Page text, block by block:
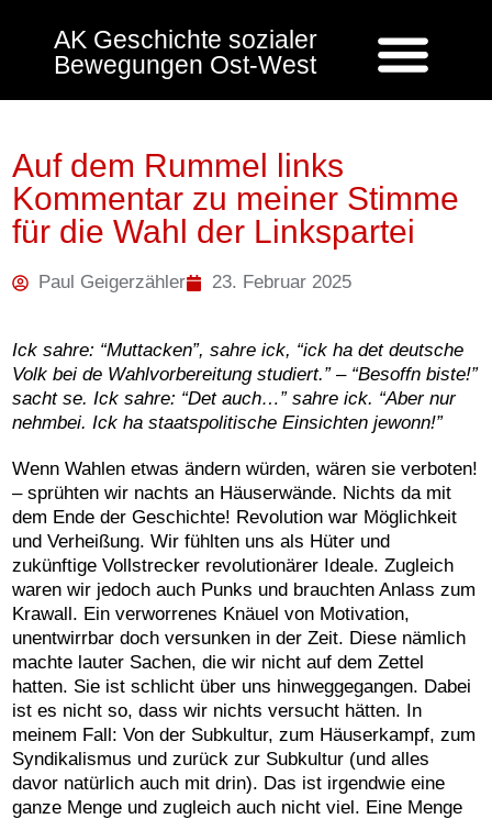
AK Geschichte sozialer
Bewegungen Ost-West
Auf dem Rummel links
Kommentar zu meiner Stimme
für die Wahl der Linkspartei
Paul Geigerzähler 23. Februar 2025
Ick sahre: “Muttacken”, sahre ick, “ick ha det deutsche
Volk bei de Wahlvorbereitung studiert.” – “Besoffn biste!”
sacht se. Ick sahre: “Det auch…” sahre ick. “Aber nur
nehmbei. Ick ha staatspolitische Einsichten jewonn!”
Wenn Wahlen etwas ändern würden, wären sie verboten!
– sprühten wir nachts an Häuserwände. Nichts da mit
dem Ende der Geschichte! Revolution war Möglichkeit
und Verheißung. Wir fühlten uns als Hüter und
zukünftige Vollstrecker revolutionärer Ideale. Zugleich
waren wir jedoch auch Punks und brauchten Anlass zum
Krawall. Ein verworrenes Knäuel von Motivation,
unentwirrbar doch versunken in der Zeit. Diese nämlich
machte lauter Sachen, die wir nicht auf dem Zettel
hatten. Sie ist schlicht über uns hinweggegangen. Dabei
ist es nicht so, dass wir nichts versucht hätten. In
meinem Fall: Von der Subkultur, zum Häuserkampf, zum
Syndikalismus und zurück zur Subkultur (und alles
davor natürlich auch mit drin). Das ist irgendwie eine
ganze Menge und zugleich auch nicht viel. Eine Menge